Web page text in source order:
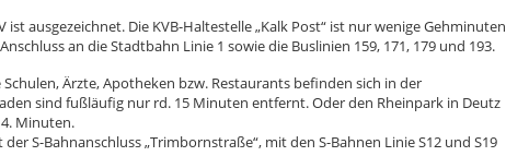
ausgezeichnet. Die KVB-Haltestelle „Kalk Post“ ist nur wenige Gehminuten
an die Stadtbahn Linie 1 sowie die Buslinien 159, 171, 179 und 193.
Ärzte, Apotheken bzw. Restaurants befinden sich in der
sind fußläufig nur rd. 15 Minuten entfernt. Oder den Rheinpark in Deutz
Minuten.
S-Bahnanschluss „Trimbornstraße“, mit den S-Bahnen Linie S12 und S19